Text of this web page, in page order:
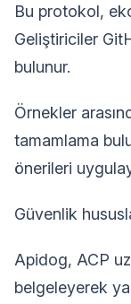
Bu protokol,
Geliştiriciler
bulunur.
Örnekler
tamamlama
önerileri
Güvenlik
Apidog, ACP
belgeleyerek